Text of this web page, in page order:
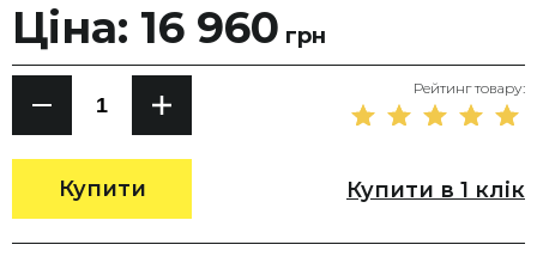
Ціна: 16 960 грн
Купити
Рейтинг товару:
Купити в 1 клік